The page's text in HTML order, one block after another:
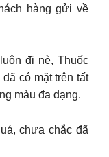
hàng gửi về
đi nè, Thuốc
có mặt trên tất
màu đa dạng.
chưa chắc đã